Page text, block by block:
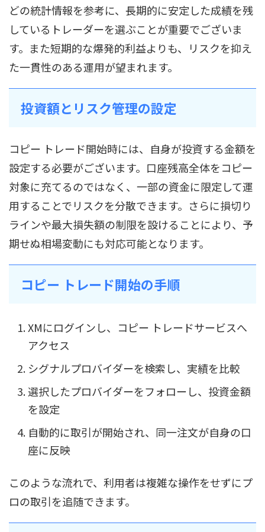
どの統計情報を参考に、長期的に安定した成績を残
しているトレーダーを選ぶことが重要でございま
す。また短期的な爆発的利益よりも、リスクを抑え
た一貫性のある運用が望まれます。
投資額とリスク管理の設定
コピー トレード開始時には、自身が投資する金額を
設定する必要がございます。口座残高全体をコピー
対象に充てるのではなく、一部の資金に限定して運
用することでリスクを分散できます。さらに損切り
ラインや最大損失額の制限を設けることにより、予
期せぬ相場変動にも対応可能となります。
コピー トレード開始の手順
XMにログインし、コピー トレードサービスへ
アクセス
シグナルプロバイダーを検索し、実績を比較
選択したプロバイダーをフォローし、投資金額
を設定
自動的に取引が開始され、同一注文が自身の口
座に反映
このような流れで、利用者は複雑な操作をせずにプ
ロの取引を追随できます。